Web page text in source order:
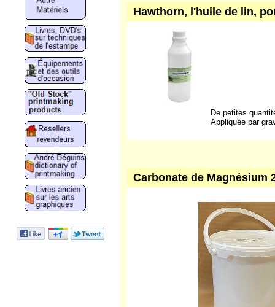
Hawthorn, l'huile de lin,
De petites
Appliquée par
Carbonate de Magnésium